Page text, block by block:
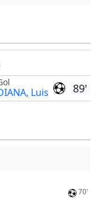
89'
Luis
70'